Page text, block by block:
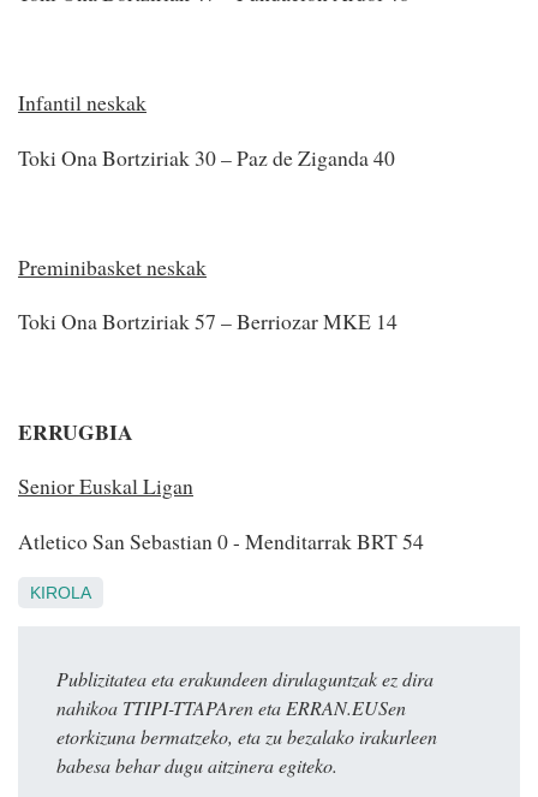
Infantil neskak
Toki Ona Bortziriak 30 – Paz de Ziganda 40
Preminibasket neskak
Toki Ona Bortziriak 57 – Berriozar MKE 14
ERRUGBIA
Senior Euskal Ligan
Atletico San Sebastian 0 - Menditarrak BRT 54
KIROLA
Publizitatea eta erakundeen dirulaguntzak ez dira
nahikoa TTIPI-TTAPAren eta ERRAN.EUSen
etorkizuna bermatzeko, eta zu bezalako irakurleen
babesa behar dugu aitzinera egiteko.